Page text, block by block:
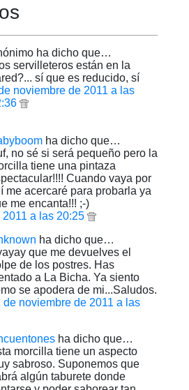
ha dicho que…
servilleteros están en la
sí que es reducido, sí
noviembre de 2011 a las
ha dicho que…
no sé si será pequeño pero la
tiene una pintaza
Cuando vaya por
me acercaré para probarla ya
me encanta!!! ;-)
a las 20:25
ha dicho que…
que me devuelves el
de los postres. Has
a La Bicha. Ya siento
se apodera de mi...Saludos.
de noviembre de 2011 a las
ha dicho que…
morcilla tiene un aspecto
sabroso. Suponemos que
algún taburete donde